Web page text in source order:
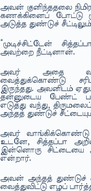
அவன் குனிந்ததலை
கணக்கினைப் போட்டு
அடுத்த துண்டுச்
“முடிச்சிட்டேன்
அவற்றை நீட்டினான்.
அவர் அதை
வைத்துக்கொண்டு
இருந்தது. அவனிடம்
தன்னுடைய பேண்ட்
எடுத்து வந்து,
அந்தத் துண்டுச்
அவர் வாங்கிக்கொண்டு
உடனே, சித்தப்பா
இன்னொரு சிட்டையை
என்றார்.
அவன் அந்தத் துண்டுச்
வைத்துவிட்டு எழப்